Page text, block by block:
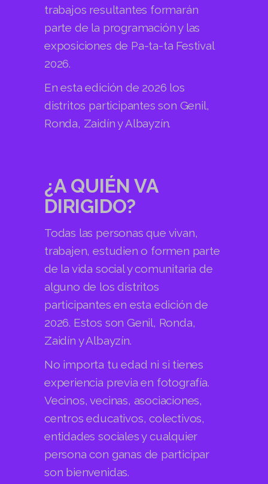
trabajos resultantes formarán
parte de la programación y las
exposiciones de Pa-ta-ta Festival
2026.
En esta edición de 2026 los
distritos participantes son Genil,
Ronda, Zaidín y Albayzín.
¿A QUIÉN VA
DIRIGIDO?
Todas las personas que vivan,
trabajen, estudien o formen parte
de la vida social y comunitaria de
alguno de los distritos
participantes en esta edición de
2026. Estos son Genil, Ronda,
Zaidín y Albayzín.
No importa tu edad ni si tienes
experiencia previa en fotografía.
Vecinos, vecinas, asociaciones,
centros educativos, colectivos,
entidades sociales y cualquier
persona con ganas de participar
son bienvenidas.